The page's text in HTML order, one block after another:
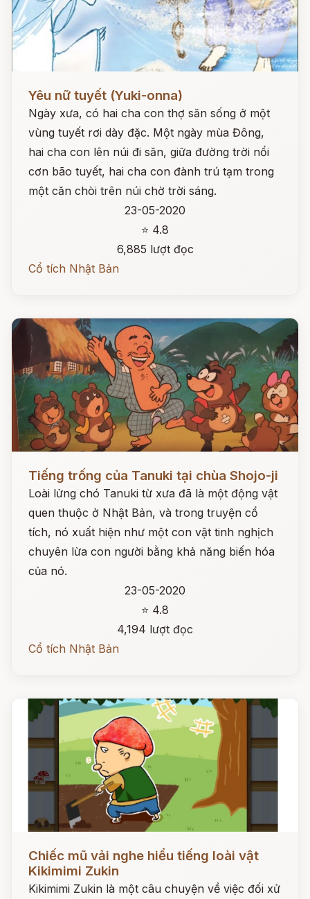
Yêu nữ tuyết (Yuki-onna)
Ngày xưa, có hai cha con thợ săn sống ở một
vùng tuyết rơi dày đặc. Một ngày mùa Đông,
hai cha con lên núi đi săn, giữa đường trời nổi
cơn bão tuyết, hai cha con đành trú tạm trong
một căn chòi trên núi chờ trời sáng.
23-05-2020
⭐ 4.8
6,885 lượt đọc
Cổ tích Nhật Bản
Đọc ngay
Tiếng trống của Tanuki tại chùa Shojo-ji
Loài lửng chó Tanuki từ xưa đã là một động vật
quen thuộc ở Nhật Bản, và trong truyện cổ
tích, nó xuất hiện như một con vật tinh nghịch
chuyên lừa con người bằng khả năng biến hóa
của nó.
23-05-2020
⭐ 4.8
4,194 lượt đọc
Cổ tích Nhật Bản
Đọc ngay
Chiếc mũ vải nghe hiểu tiếng loài vật
Kikimimi Zukin
Kikimimi Zukin là một câu chuyện về việc đối xử